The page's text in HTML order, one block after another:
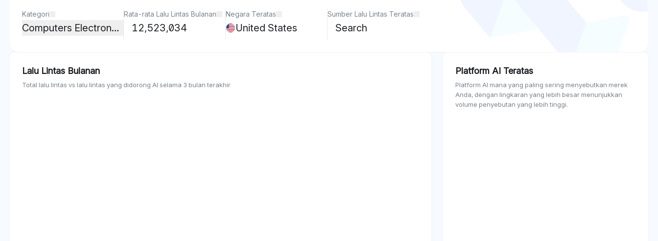
Kategori
Computers Electronics And Technology
Rata-rata Lalu Lintas Bulanan
12,523,034
Negara Teratas
United States
Sumber Lalu Lintas Teratas
Search
Lalu Lintas Bulanan
Total lalu lintas vs lalu lintas yang didorong AI selama 3 bulan terakhir
Platform AI Teratas
Platform AI mana yang paling sering menyebutkan merek
Anda, dengan lingkaran yang lebih besar menunjukkan
volume penyebutan yang lebih tinggi.